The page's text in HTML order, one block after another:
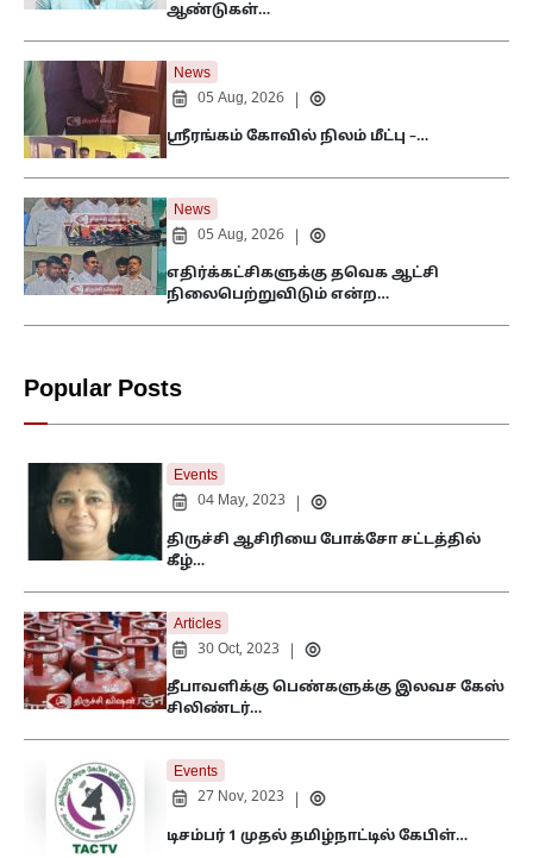
ஆண்டுகள்…
News
05 Aug, 2026
ஸ்ரீரங்கம் கோவில் நிலம் மீட்பு –…
News
05 Aug, 2026
எதிர்க்கட்சிகளுக்கு தவெக ஆட்சி
நிலைபெற்றுவிடும் என்ற…
Popular Posts
Events
04 May, 2023
திருச்சி ஆசிரியை போக்சோ சட்டத்தில்
கீழ்…
Articles
30 Oct, 2023
தீபாவளிக்கு பெண்களுக்கு இலவச கேஸ்
சிலிண்டர்…
Events
27 Nov, 2023
டிசம்பர் 1 முதல் தமிழ்நாட்டில் கேபிள்…